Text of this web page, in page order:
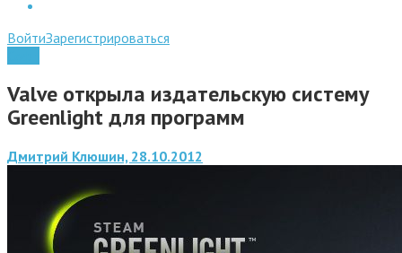
ВойтиЗарегистрироваться
Valve открыла издательскую систему
Greenlight для программ
Дмитрий Клюшин, 28.10.2012